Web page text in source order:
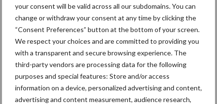
your consent will be valid across all our subdomains. You can
change or withdraw your consent at any time by clicking the
“Consent Preferences” button at the bottom of your screen.
We respect your choices and are committed to providing you
with a transparent and secure browsing experience. The
third-party vendors are processing data for the following
purposes and special features: Store and/or access
information on a device, personalized advertising and content,
advertising and content measurement, audience research,
Sidebar
7 aug
Grondstoffenmarkt blijft grillig:
droogte en geopolitiek houden
handel in de greep
7 aug
De speenhuid: een vaak
onderschatte risicofactor voor
mastitis